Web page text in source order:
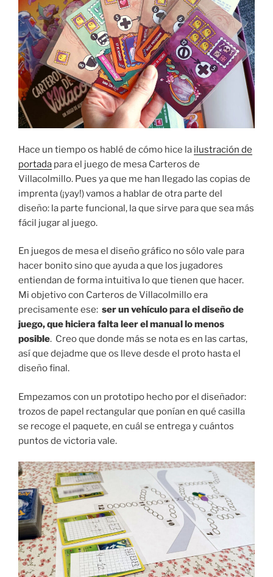
Hace un tiempo os hablé de cómo hice la ilustración de
portada para el juego de mesa Carteros de
Villacolmillo. Pues ya que me han llegado las copias de
imprenta (¡yay!) vamos a hablar de otra parte del
diseño: la parte funcional, la que sirve para que sea más
fácil jugar al juego.
En juegos de mesa el diseño gráfico no sólo vale para
hacer bonito sino que ayuda a que los jugadores
entiendan de forma intuitiva lo que tienen que hacer.
Mi objetivo con Carteros de Villacolmillo era
precisamente ese: ser un vehículo para el diseño de
juego, que hiciera falta leer el manual lo menos
posible. Creo que donde más se nota es en las cartas,
así que dejadme que os lleve desde el proto hasta el
diseño final.
Empezamos con un prototipo hecho por el diseñador:
trozos de papel rectangular que ponían en qué casilla
se recoge el paquete, en cuál se entrega y cuántos
puntos de victoria vale.